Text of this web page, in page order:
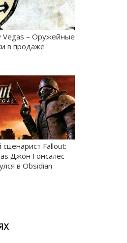
Vegas – Оружейные
в продаже
Fallout:
Джон Гонсалес
в Obsidian